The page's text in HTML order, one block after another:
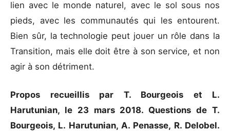
lien avec le monde naturel, avec le sol sous nos
pieds, avec les communautés qui les entourent.
Bien sûr, la technologie peut jouer un rôle dans la
Transition, mais elle doit être à son service, et non
agir à son détriment.
Propos recueillis par T. Bourgeois et L.
Harutunian, le 23 mars 2018. Questions de T.
Bourgeois, L. Harutunian, A. Penasse, R. Delobel.